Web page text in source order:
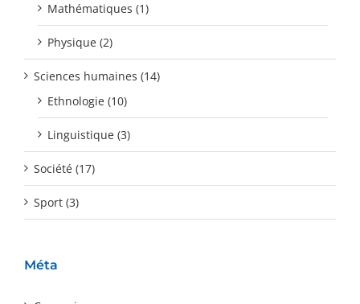
Mathématiques (1)
Physique (2)
Sciences humaines (14)
Ethnologie (10)
Linguistique (3)
Société (17)
Sport (3)
Méta